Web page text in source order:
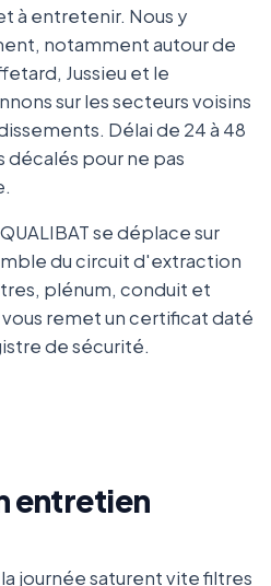
à entretenir. Nous y
notamment autour de
Jussieu et le
sur les secteurs voisins
Délai de 24 à 48
décalés pour ne pas
se déplace sur
du circuit d'extraction
plénum, conduit et
remet un certificat daté
de sécurité.
entretien
journée saturent vite filtres